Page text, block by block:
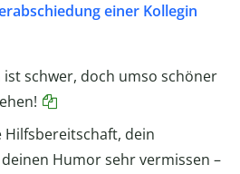
einer Kollegin
schwer, doch umso schöner
dein
Humor sehr vermissen –